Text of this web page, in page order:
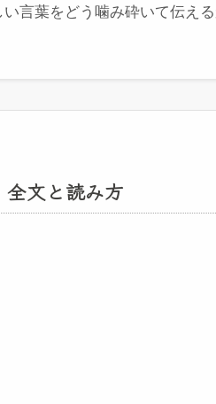
言葉をどう噛み砕いて伝え
文と読み方